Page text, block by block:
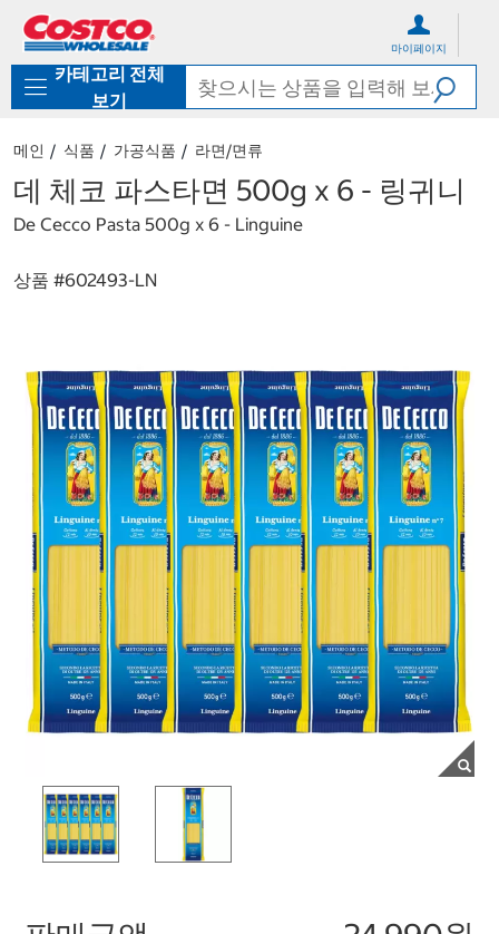
로
기
가
마이페이지
카테고리 전체
보기
메인 식품 가공식품 라면/면류
데 체코 파스타면 500g x 6 - 링귀니
De Cecco Pasta 500g x 6 - Linguine
상품 #602493-LN